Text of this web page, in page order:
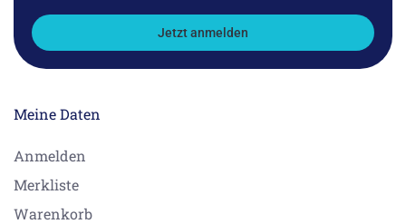
Jetzt anmelden
Meine Daten
Anmelden
Merkliste
Warenkorb